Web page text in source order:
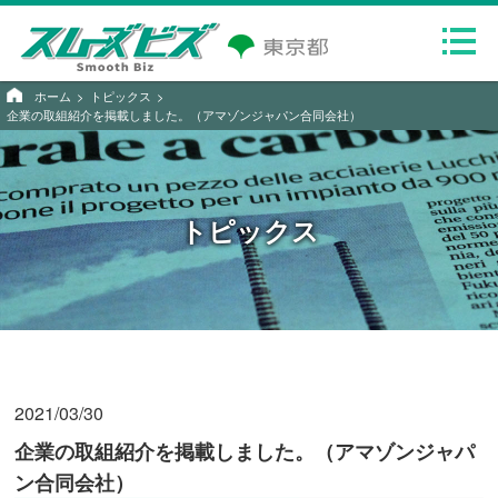
ホーム
トピックス
企業の取組紹介を掲載しました。（アマゾンジャパン合同会社）
トピックス
2021/03/30
企業の取組紹介を掲載しました。（アマゾンジャパ
ン合同会社）